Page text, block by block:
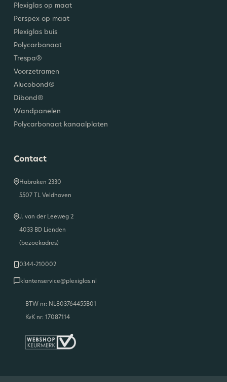
Plexiglas op maat
Perspex op maat
Plexiglas buis
Polycarbonaat
Trespa®
Voorzetramen
Alucobond®
Dibond®
Wandpanelen
Polycarbonaat kanaalplaten
Contact
Habraken 2330
5507 TL Veldhoven
J. van der Leeweg 2
4033 BD Lienden
(bezoekadres)
0344-210002
klantenservice@plexiglas.nl
BTW nr: NL803764455B01
KvK nr: 17087114